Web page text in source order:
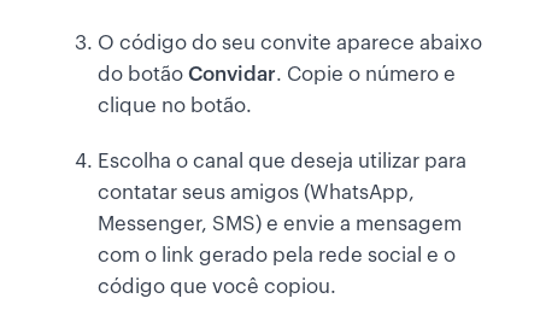
O código do seu convite aparece abaixo
do botão Convidar. Copie o número e
clique no botão.
Escolha o canal que deseja utilizar para
contatar seus amigos (WhatsApp,
Messenger, SMS) e envie a mensagem
com o link gerado pela rede social e o
código que você copiou.